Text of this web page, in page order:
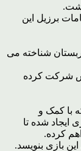
برزیل این
شناخته می
شرکت کرده
با کمک و
ایجاد شده تا
کرده.